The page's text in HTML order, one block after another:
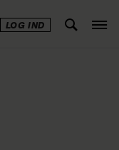
LOG IND